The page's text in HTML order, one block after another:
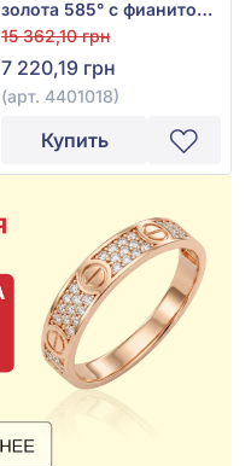
золота 585° с фианитом,
арт. 4401018
15 362,10 грн
7 220,19 грн
(арт. 4401018)
Купить